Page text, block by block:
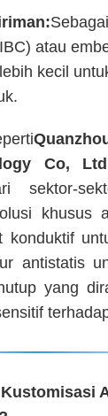
atau
kecil
Co,
sektor-
khusus
konduktif
antistatis
yang